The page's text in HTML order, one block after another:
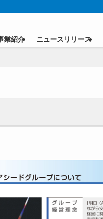
業紹介 ニュースリリース